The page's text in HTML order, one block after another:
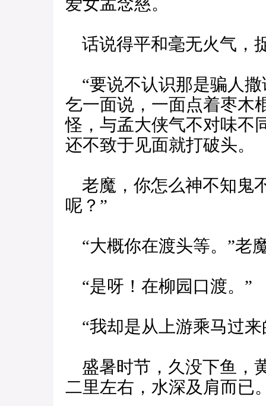
话说得平和毫无火气，
“要说不认识那是骗人撒
乞一面说，一面点着枣木
怪，与孟大侠气不对味不
还不致于见面就打破头。
老魔，你怎么神不知鬼
呢？”
“大概你在渡头等。”老
“是呀！在柳园口渡。”
“我却是从上游乘马过来
盛暑时节，久没下鱼，
二里左右，水深及肩而已